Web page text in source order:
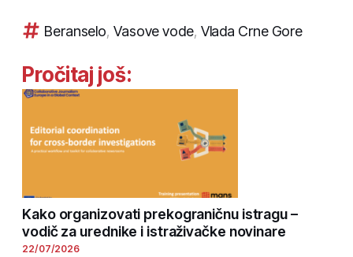
Beranselo, Vasove vode, Vlada Crne Gore
Pročitaj još:
Kako organizovati prekograničnu istragu –
vodič za urednike i istraživačke novinare
22/07/2026